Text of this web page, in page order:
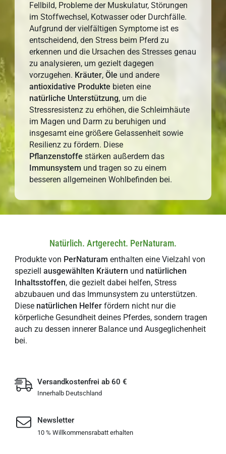
Fellbild, Probleme der Muskulatur, Störungen
im Stoffwechsel, Kotwasser oder Durchfälle.
Aufgrund der vielfältigen Symptome ist es
entscheidend, den Stress beim Pferd zu
erkennen und die Ursachen des Stresses genau
zu analysieren, um gezielt dagegen
vorzugehen. Kräuter,Öle und andere
antioxidative Produkte bieten eine
natürliche Unterstützung, um die
Stressresistenz zu erhöhen, die Schleimhäute
im Magen und Darm zu beruhigen und
insgesamt eine größere Gelassenheit sowie
Resilienz zu fördern. Diese
Pflanzenstoffestärken außerdem das
Immunsystem und tragen so zu einem
besseren allgemeinen Wohlbefinden bei.
Natürlich. Artgerecht. PerNaturam.
Produkte von PerNaturamenthalten eine Vielzahl von
speziellausgewählten Kräutern und natürlichen
Inhaltsstoffen, die gezielt dabei helfen, Stress
abzubauen und das Immunsystem zu unterstützen.
Diese natürlichen Helferfördern nicht nur die
körperliche Gesundheit deines Pferdes, sondern tragen
auch zu dessen innerer Balance und Ausgeglichenheit
bei.
Versandkostenfrei ab 60 €
Innerhalb Deutschland
Newsletter
10 % Willkommensrabatt erhalten